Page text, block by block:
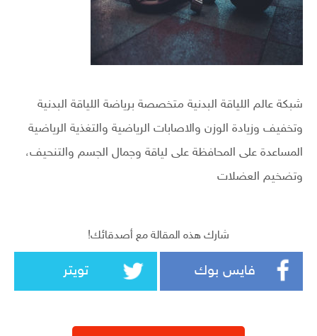
شبكة عالم اللياقة البدنية متخصصة برياضة اللياقة البدنية
وتخفيف وزيادة الوزن والاصابات الرياضية والتغذية الرياضية
المساعدة على المحافظة على لياقة وجمال الجسم والتنحيف،
وتضخيم العضلات
شارك هذه المقالة مع أصدقائك!
فايس بوك تويتر